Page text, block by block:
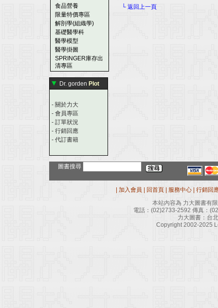
食品營養
限量特價專區
解剖學(組織學)
基礎醫學科
醫學模型
醫學掛圖
SPRINGER庫存出
清專區
▼ Dr. gorden Plot
- 關於力大
- 會員專區
- 訂單狀況
- 行銷回應
- 代訂書籍
└ 返回上一頁
圖書搜尋
加入會員 回首頁 服務中心
行銷回
本站內容為 力大圖書有
電話： (02)2733-2592 傳真：
力大圖書：台
Copyright 2002-2025